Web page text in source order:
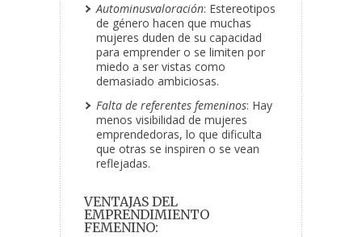
Autominusvaloración: Estereotipos
de género hacen que muchas
mujeres duden de su capacidad
para emprender o se limiten por
miedo a ser vistas como
demasiado ambiciosas.
Falta de referentes femeninos: Hay
menos visibilidad de mujeres
emprendedoras, lo que dificulta
que otras se inspiren o se vean
reflejadas.
VENTAJAS DEL
EMPRENDIMIENTO
FEMENINO: